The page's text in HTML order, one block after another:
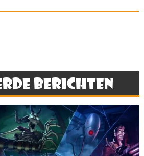
berichten